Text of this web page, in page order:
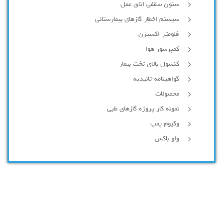
ستون سقفی اتاق عمل
سیستم اخطار گازهای بیمارستانی
فلومتر اکسیژن
کمپرسور هوا
کنسول بالای تخت بیمار
گواهینامه-تائیدیه
محصولات
نمونه کار پروژه گازهای طبی
وکیوم پمپ
ولو باکس